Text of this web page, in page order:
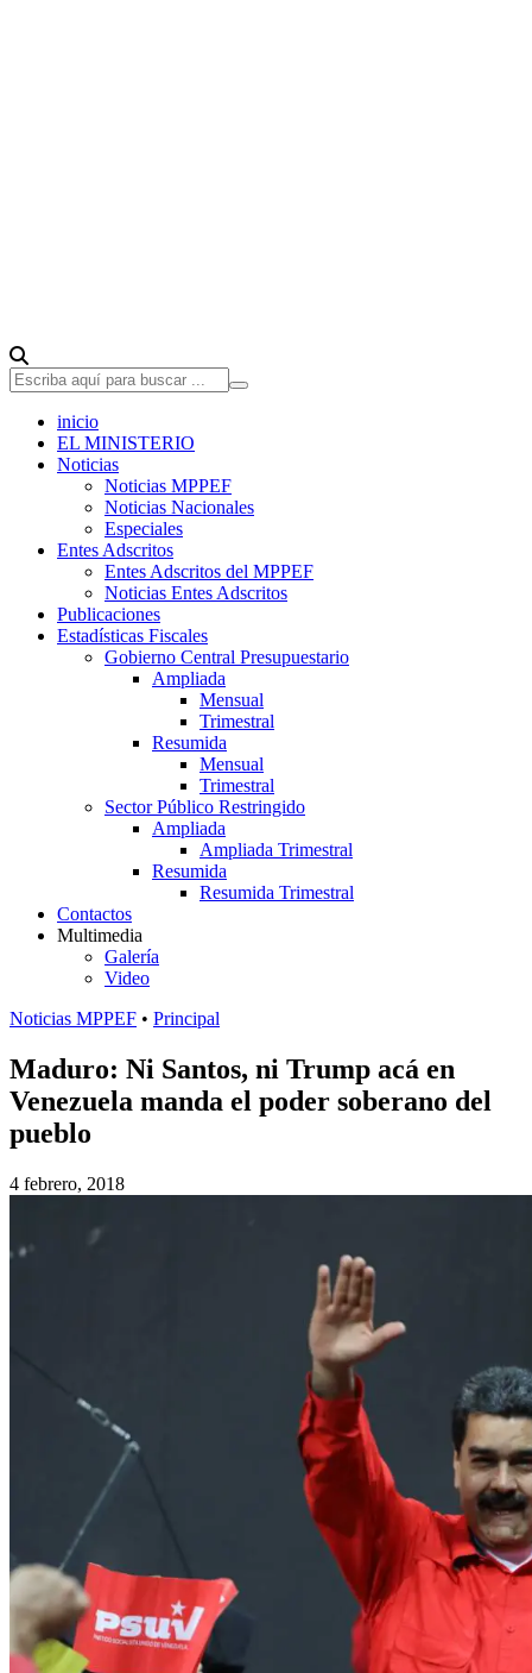
inicio
EL MINISTERIO
Noticias
Noticias MPPEF
Noticias Nacionales
Especiales
Entes Adscritos
Entes Adscritos del MPPEF
Noticias Entes Adscritos
Publicaciones
Estadísticas Fiscales
Gobierno Central Presupuestario
Ampliada
Mensual
Trimestral
Resumida
Mensual
Trimestral
Sector Público Restringido
Ampliada
Ampliada Trimestral
Resumida
Resumida Trimestral
Contactos
Multimedia
Galería
Video
Noticias MPPEF • Principal
Maduro: Ni Santos, ni Trump acá en
Venezuela manda el poder soberano del
pueblo
4 febrero, 2018